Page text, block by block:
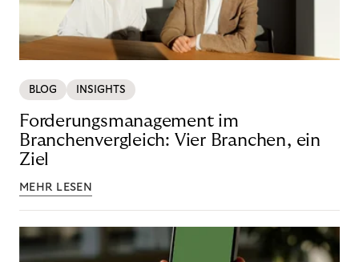
BLOG INSIGHTS
Forderungsmanagement im
Branchenvergleich: Vier Branchen, ein
Ziel
MEHR LESEN